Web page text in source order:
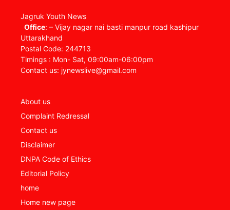
Jagruk Youth News
Office: – Vijay nagar nai basti manpur road kashipur
Uttarakhand
Postal Code: 244713
Timings : Mon- Sat, 09:00am-06:00pm
Contact us: jynewslive@gmail.com
About us
Complaint Redressal
Contact us
Disclaimer
DNPA Code of Ethics
Editorial Policy
home
Home new page